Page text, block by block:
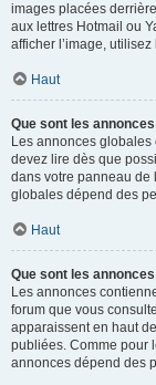
images placées
aux lettres Hotmail ou
afficher l’image,
Haut
Que sont les
Les annonces
devez lire dès que
dans votre panneau de
globales dépend des
Haut
Que sont les
Les annonces
forum que vous
apparaissent en haut
publiées. Comme pour
annonces dépend des